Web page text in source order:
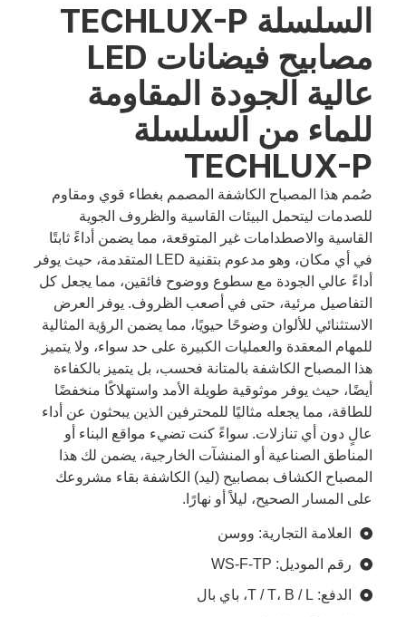
السلسلة TECHLUX-P
مصابيح فيضانات LED
عالية الجودة المقاومة
للماء من السلسلة
TECHLUX-P
صُمم هذا المصباح الكاشفة المصمم بغطاء قوي ومقاوم
للصدمات ليتحمل البيئات القاسية والظروف الجوية
القاسية والاصطدامات غير المتوقعة، مما يضمن أداءً ثابتًا
في أي مكان، وهو مدعوم بتقنية LED المتقدمة، حيث يوفر
أداءً عالي الجودة مع سطوع ووضوح فائقين، مما يجعل كل
التفاصيل مرئية، حتى في أصعب الظروف. يوفر العرض
الاستثنائي للألوان وضوحًا حيويًا، مما يضمن الرؤية المثالية
للمهام المعقدة والعمليات الكبيرة على حد سواء، ولا يتميز
هذا المصباح الكاشفة بالمتانة فحسب، بل يتميز بالكفاءة
أيضًا، حيث يوفر موثوقية طويلة الأمد واستهلاكًا منخفضًا
للطاقة، مما يجعله مثاليًا للمحترفين الذين يبحثون عن أداء
عالٍ دون أي تنازلات. سواءً كنت تضيء مواقع البناء أو
المناطق الصناعية أو المنشآت الخارجية، يضمن لك هذا
المصباح الكشاف بمصابيح (ليد) الكاشفة بقاء مشروعك
على المسار الصحيح، ليلاً أو نهارًا.
العلامة التجارية: ووسن
رقم الموديل: WS-F-TP
الدفع: T / T، B / L، باي بال